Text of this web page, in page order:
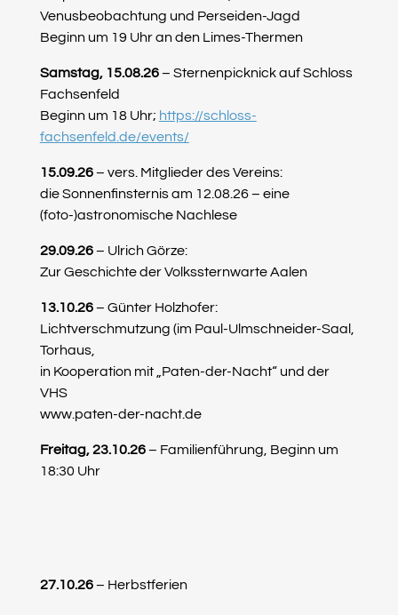
Venusbeobachtung und Perseiden-Jagd
Beginn um 19 Uhr an den Limes-Thermen
Samstag, 15.08.26– Sternenpicknick auf Schloss
Fachsenfeld
Beginn um 18 Uhr; https://schloss-
fachsenfeld.de/events/
15.09.26– vers. Mitglieder des Vereins:
die Sonnenfinsternis am 12.08.26 – eine
(foto-)astronomische Nachlese
29.09.26– Ulrich Görze:
Zur Geschichte der Volkssternwarte Aalen
13.10.26– Günter Holzhofer:
Lichtverschmutzung (im Paul-Ulmschneider-Saal,
Torhaus,
in Kooperation mit „Paten-der-Nacht“ und der
VHS
www.paten-der-nacht.de
Freitag, 23.10.26– Familienführung, Beginn um
18:30 Uhr
27.10.26– Herbstferien